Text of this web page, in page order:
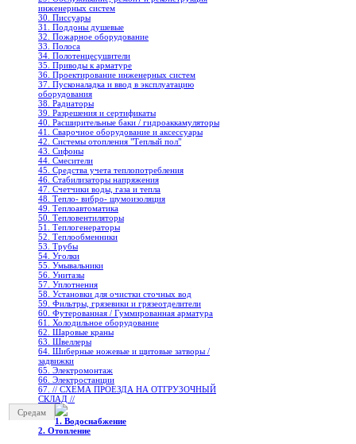
инженерных систем
30. Писсуары
31. Поддоны душевые
32. Пожарное оборудование
33. Полоса
34. Полотенцесушители
35. Приводы к арматуре
36. Проектирование инженерных систем
37. Пусконаладка и ввод в эксплуатацию
оборудования
38. Радиаторы
39. Разрешения и сертификаты
40. Расширительные баки / гидроаккамуляторы
41. Сварочное оборудование и аксессуары
42. Системы отопления "Теплый пол"
43. Сифоны
44. Смесители
45. Средства учета теплопотребления
46. Стабилизаторы напряжения
47. Счетчики воды, газа и тепла
48. Тепло- вибро- шумоизоляция
49. Теплоавтоматика
50. Тепловентиляторы
51. Теплогенераторы
52. Теплообменники
53. Трубы
54. Уголки
55. Умывальники
56. Унитазы
57. Уплотнения
58. Установки для очистки сточных вод
59. Фильтры, грязевики и грязеотделители
60. Футерованная / Гуммированная арматура
61. Холодильное oборудование
62. Шаровые краны
63. Швеллеры
64. Шиберные ножевые и щитовые затворы /
задвижки
65. Электромонтаж
66. Электростанции
67. // СХЕМА ПРОЕЗДА НА ОТГРУЗОЧНЫЙ
СКЛАД //
Средам
1. Водоснабжение
2. Отопление